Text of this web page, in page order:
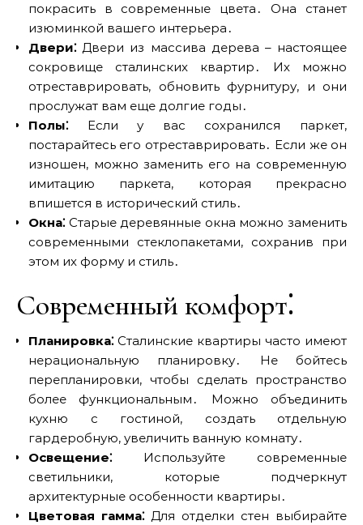
покрасить в современные цвета․ Она станет
изюминкой вашего интерьера․
Двери⁚Двери из массива дерева – настоящее
сокровище сталинских квартир․ Их можно
отреставрировать, обновить фурнитуру, и они
прослужат вам еще долгие годы․
Полы⁚Если у вас сохранился паркет,
постарайтесь его отреставрировать․ Если же он
изношен, можно заменить его на современную
имитацию паркета, которая прекрасно
впишется в исторический стиль․
Окна⁚Старые деревянные окна можно заменить
современными стеклопакетами, сохранив при
этом их форму и стиль․
Современный комфорт⁚
Планировка⁚Сталинские квартиры часто имеют
нерациональную планировку․ Не бойтесь
перепланировки, чтобы сделать пространство
более функциональным․ Можно объединить
кухню с гостиной, создать отдельную
гардеробную, увеличить ванную комнату․
Освещение⁚Используйте современные
светильники, которые подчеркнут
архитектурные особенности квартиры․
Цветовая гамма⁚Для отделки стен выбирайте